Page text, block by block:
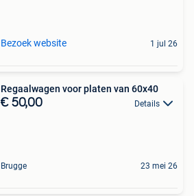
Bezoek website 1 jul 26
Regaalwagen voor platen van 60x40
€ 50,00 Details
Brugge 23 mei 26